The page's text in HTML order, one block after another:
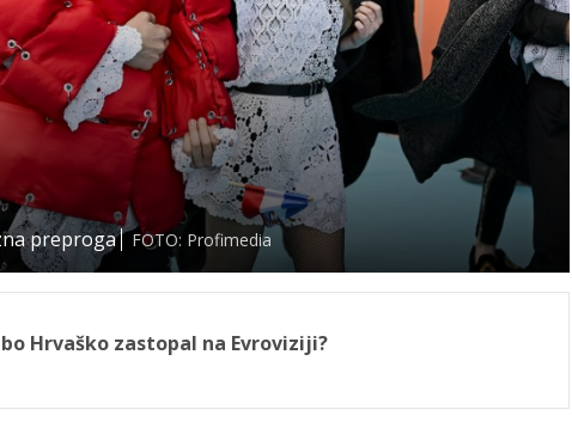
preproga FOTO: Profimedia
Hrvaško zastopal na Evroviziji?